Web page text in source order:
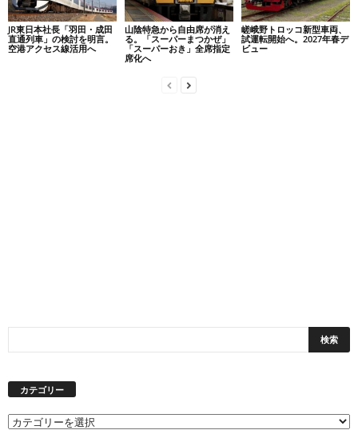
JR東日本社長「羽田・成田
直通列車」の検討を明言。
空港アクセス線活用へ
山陰特急から自由席が消え
る。「スーパーまつかぜ」
「スーパーおき」全席指定
席化へ
嵯峨野トロッコ新型車両、
試運転開始へ。2027年春デ
ビュー
カテゴリー
カ